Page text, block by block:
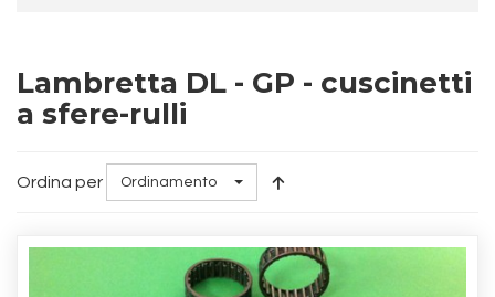
Lambretta DL - GP - cuscinetti
a sfere-rulli
Ordina per Ordinamento